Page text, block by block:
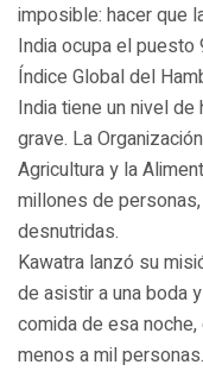
imposible: hacer que
India ocupa el
Índice Global del
India tiene un nivel
grave. La
Agricultura y la
millones de
desnutridas.
Kawatra lanzó su
de asistir a una boda
comida de esa
menos a mil personas.